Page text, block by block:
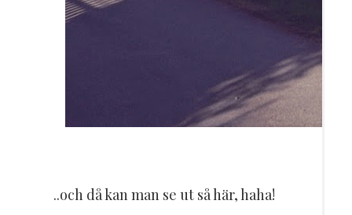
..och då kan man se ut så här, haha!